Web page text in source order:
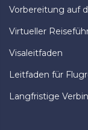
Vorbereitung auf
Virtueller
Visaleitfaden
Leitfaden für
Langfristige